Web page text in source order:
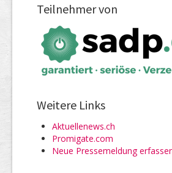
Teilnehmer von
Weitere Links
Aktuellenews.ch
Promigate.com
Neue Pressemeldung